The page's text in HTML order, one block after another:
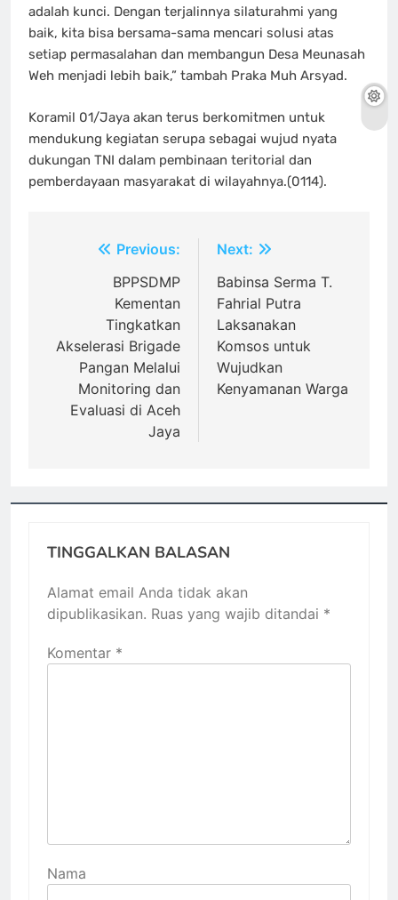
adalah kunci. Dengan terjalinnya silaturahmi yang
baik, kita bisa bersama-sama mencari solusi atas
setiap permasalahan dan membangun Desa Meunasah
Weh menjadi lebih baik,” tambah Praka Muh Arsyad.
Koramil 01/Jaya akan terus berkomitmen untuk
mendukung kegiatan serupa sebagai wujud nyata
dukungan TNI dalam pembinaan teritorial dan
pemberdayaan masyarakat di wilayahnya.(0114).
NavigasiPrevious:
BPPSDMP
Kementan
Tingkatkan
Akselerasi Brigade
Pangan Melalui
Monitoring dan
Evaluasi di Aceh
Jaya
Next:
Babinsa Serma T.
Fahrial Putra
Laksanakan
Komsos untuk
Wujudkan
Kenyamanan Warga
TINGGALKAN BALASAN
Alamat email Anda tidak akan
dipublikasikan. Ruas yang wajib ditandai *
Komentar *
Nama